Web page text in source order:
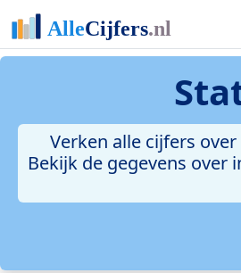
Verken alle cijfers
Bekijk de gegevens over